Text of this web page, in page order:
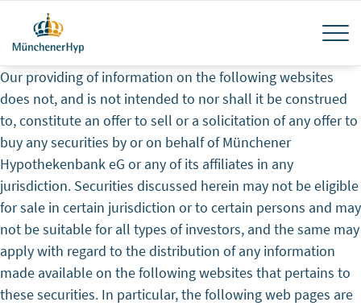
main
content
Our providing of information on the following websites
does not, and is not intended to nor shall it be construed
to, constitute an offer to sell or a solicitation of any offer to
buy any securities by or on behalf of Münchener
Hypothekenbank eG or any of its affiliates in any
jurisdiction. Securities discussed herein may not be eligible
for sale in certain jurisdiction or to certain persons and may
not be suitable for all types of investors, and the same may
apply with regard to the distribution of any information
made available on the following websites that pertains to
these securities. In particular, the following web pages are